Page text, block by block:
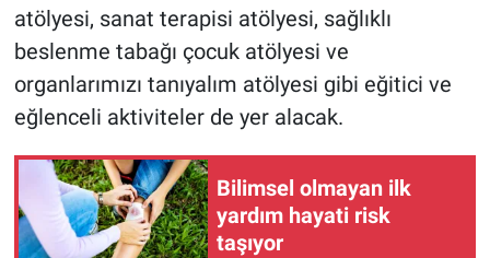
atölyesi, sanat terapisi atölyesi, sağlıklı
beslenme tabağı çocuk atölyesi ve
organlarımızı tanıyalım atölyesi gibi eğitici ve
eğlenceli aktiviteler de yer alacak.
Bilimsel olmayan ilk
yardım hayati risk
taşıyor